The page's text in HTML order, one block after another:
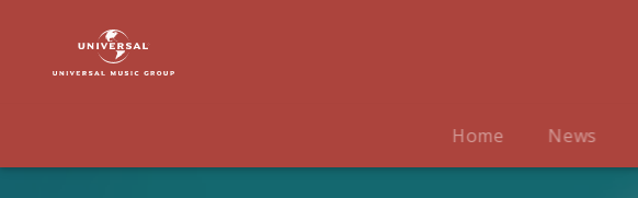
&
Home News